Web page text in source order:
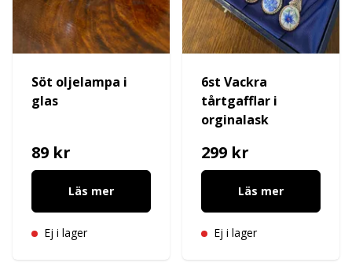
Söt oljelampa i
glas
89 kr
Läs mer
Ej i lager
6st Vackra
tårtgafflar i
orginalask
299 kr
Läs mer
Ej i lager